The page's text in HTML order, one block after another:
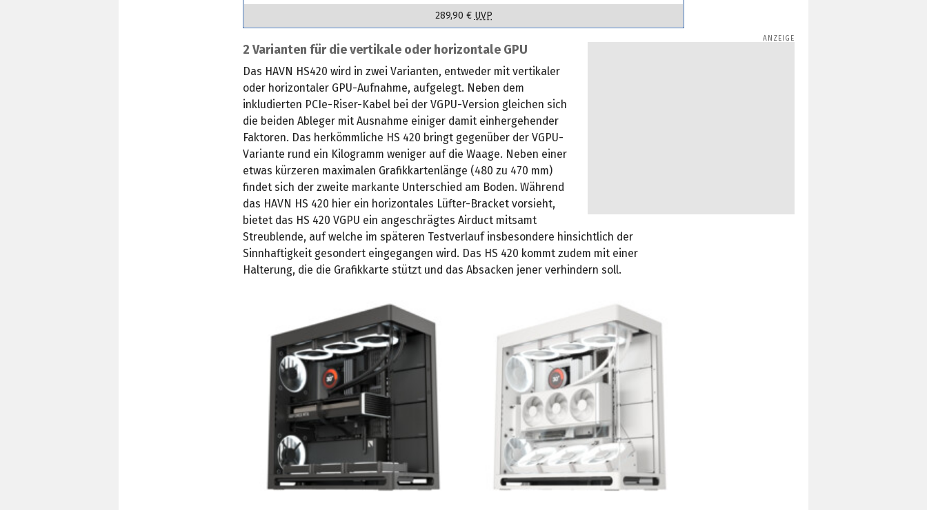
289,90 € UVP
2 Varianten für die vertikale oder horizontale GPU
Das HAVN HS420 wird in zwei Varianten, entweder mit vertikaler
oder horizontaler GPU-Aufnahme, aufgelegt. Neben dem
inkludierten PCIe-Riser-Kabel bei der VGPU-Version gleichen sich
die beiden Ableger mit Ausnahme einiger damit einhergehender
Faktoren. Das herkömmliche HS 420 bringt gegenüber der VGPU-
Variante rund ein Kilogramm weniger auf die Waage. Neben einer
etwas kürzeren maximalen Grafikkartenlänge (480 zu 470 mm)
findet sich der zweite markante Unterschied am Boden. Während
das HAVN HS 420 hier ein horizontales Lüfter-Bracket vorsieht,
bietet das HS 420 VGPU ein angeschrägtes Airduct mitsamt
Streublende, auf welche im späteren Testverlauf insbesondere hinsichtlich der
Sinnhaftigkeit gesondert eingegangen wird. Das HS 420 kommt zudem mit einer
Halterung, die die Grafikkarte stützt und das Absacken jener verhindern soll.